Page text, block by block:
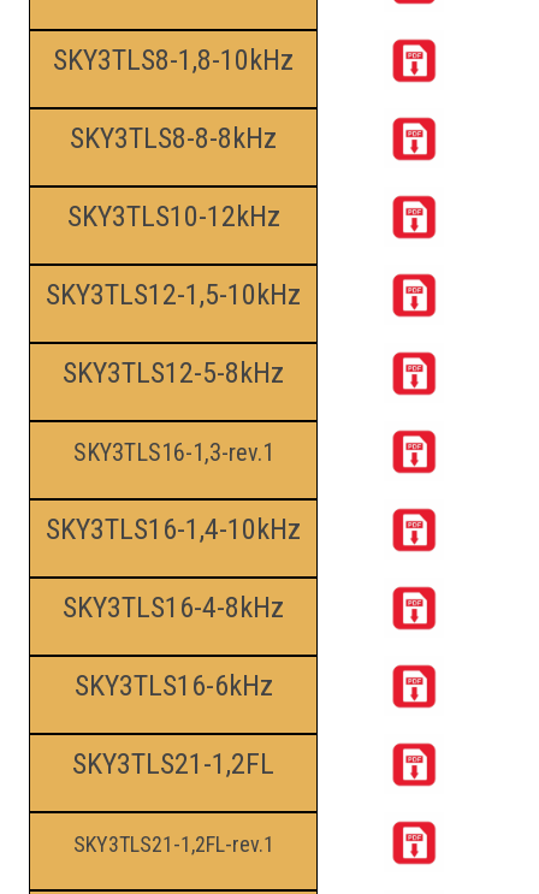
SKY3TLS8-1,8-10kHz
SKY3TLS8-8-8kHz
SKY3TLS10-12kHz
SKY3TLS12-1,5-10kHz
SKY3TLS12-5-8kHz
SKY3TLS16-1,3-rev.1
SKY3TLS16-1,4-10kHz
SKY3TLS16-4-8kHz
SKY3TLS16-6kHz
SKY3TLS21-1,2FL
SKY3TLS21-1,2FL-rev.1